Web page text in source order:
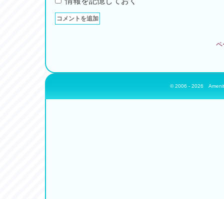
ペ
© 2006 - 2026